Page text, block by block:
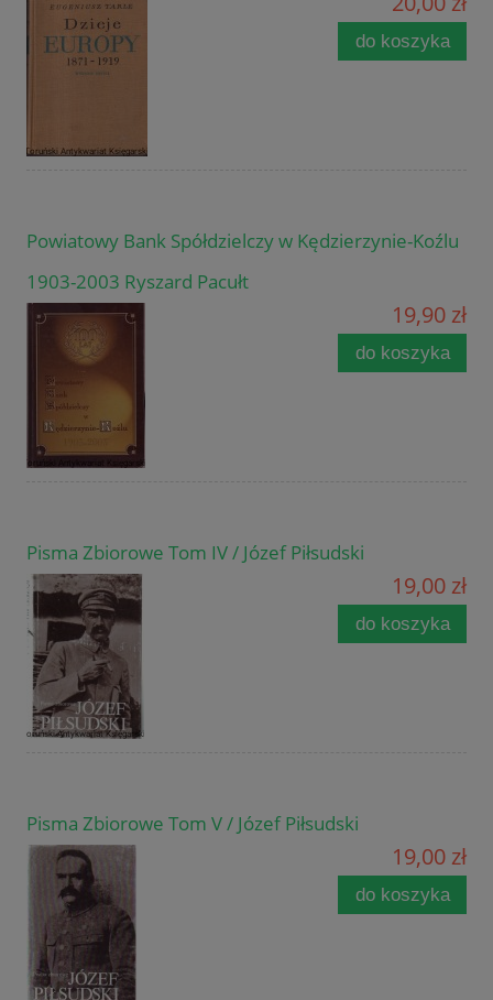
do koszyka
Powiatowy Bank Spółdzielczy w Kędzierzynie-Koźlu
1903-2003 Ryszard Pacułt
19,90 zł
do koszyka
Pisma Zbiorowe Tom IV / Józef Piłsudski
19,00 zł
do koszyka
Pisma Zbiorowe Tom V / Józef Piłsudski
19,00 zł
do koszyka